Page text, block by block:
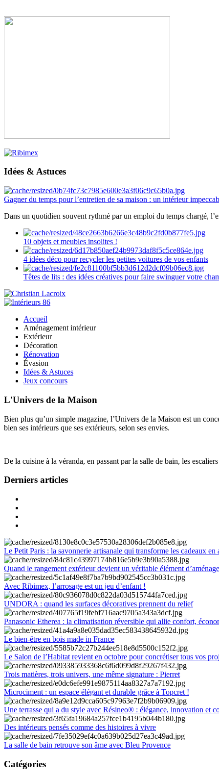
Idées & Astuces
Gagner du temps pour l’entretien de sa maison : un intérieur
Dans un quotidien souvent rythmé par un emploi du temps chargé,
10 objets et meubles insolites !
4 idées déco pour recycler les petites voitures de vos enfants
Têtes de lits : des idées créatives pour faire swinguer votre
Accueil
Aménagement intérieur
Extérieur
Décoration
Rénovation
Évasion
Idées & Astuces
Jeux concours
L'Univers de la Maison
Bien plus qu’un simple magazine, l’Univers de la Maison est un
bien ses intérieurs que ses extérieurs, selon ses envies.
De la cuisine à la véranda, en passant par la salle de bain, les
Derniers articles
Le Petit Paris : la savonnerie artisanale qui transforme les cadeaux en
Quand le rangement extérieur devient un véritable élément
Avec Ribimex, l’arrosage est un jeu d’enfant !
UNDORA : quand les surfaces décoratives prennent du relief
Panasonic Etherea : la climatisation réversible qui allie confort,
Le bien-être en bois made in France
Le Salon de l’Habitat revient en octobre pour concrétiser tous vos
Trois matières, trois univers, une même signature : Pierret
Microciment : un espace élégant et durable grâce à Topcret !
Une terrasse qui a du style avec Résineo® : élégance, innovation et
Des intérieurs pensés comme des histoires à vivre
La salle de bain retrouve son âme avec Bleu Provence
Catégories